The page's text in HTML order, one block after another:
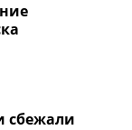
сбежали